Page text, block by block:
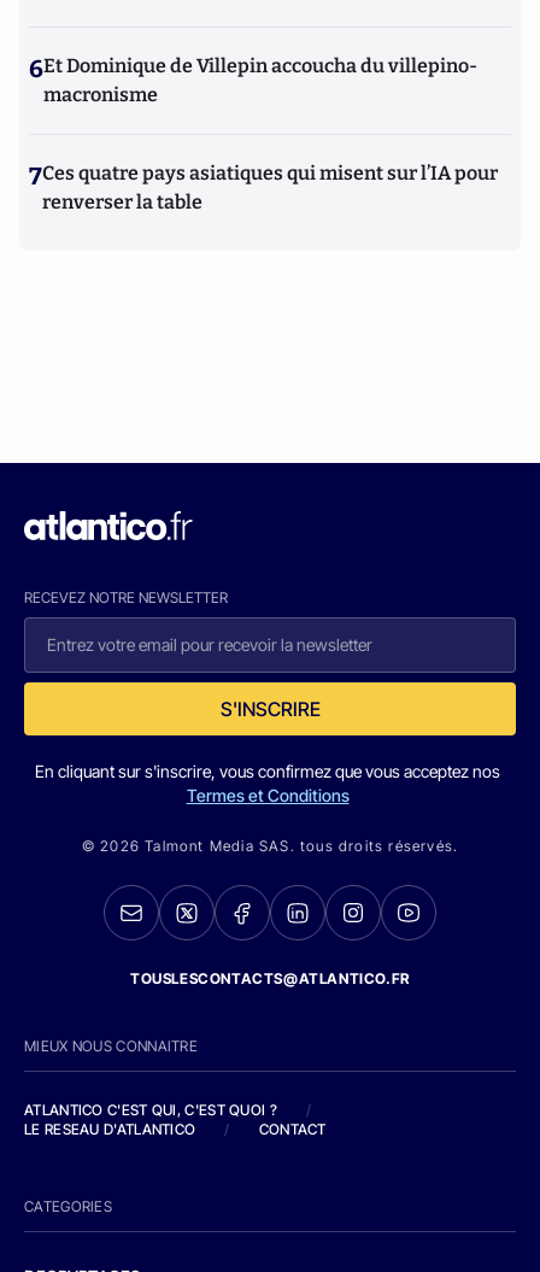
6Et Dominique de Villepin accoucha du villepino-
macronisme
7Ces quatre pays asiatiques qui misent sur l’IA pour
renverser la table
RECEVEZ NOTRE NEWSLETTER
S'INSCRIRE
En cliquant sur s'inscrire, vous confirmez que vous acceptez nos
Termes et Conditions
© 2026 Talmont Media SAS. tous droits réservés.
TOUSLESCONTACTS@ATLANTICO.FR
MIEUX NOUS CONNAITRE
ATLANTICO C'EST QUI, C'EST QUOI ?
/
LE RESEAU D'ATLANTICO
/ CONTACT
CATEGORIES